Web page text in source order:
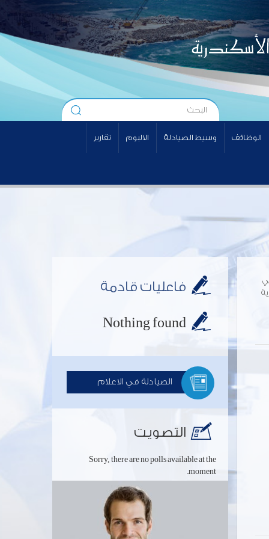
الوظائف وسيط الصيادلة الالبوم تقارير
فاعليات قادمة
Nothing found
الصيادلة في الاعلام
التصويت
Sorry, there are no polls available at the
moment.